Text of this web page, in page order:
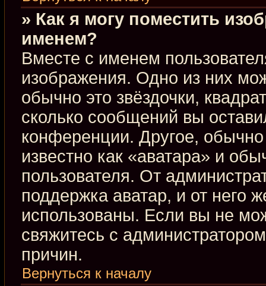
» Как я могу поместить
именем?
Вместе с именем
изображения. Одно из них
обычно это звёздочки,
сколько сообщений вы
конференции. Другое,
известно как «аватара» и
пользователя. От
поддержка аватар, и от него
использованы. Если вы не
свяжитесь с
причин.
Вернуться к началу